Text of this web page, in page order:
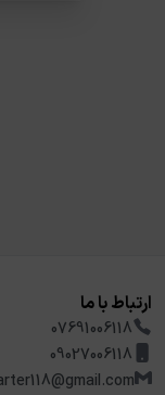
ارتباط با ما
07691006118
09027006118